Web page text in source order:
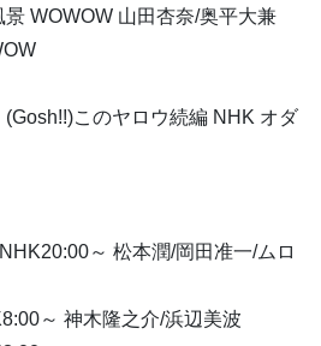
WOWOW 山田杏奈/奥平大兼
このヤロウ続編 NHK オダ
～ 松本潤/岡田准一/ムロ
～ 神木隆之介/浜辺美波